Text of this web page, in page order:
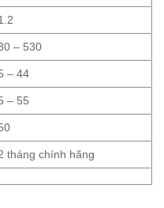
– 530
– 44
– 55
tháng chính hãng